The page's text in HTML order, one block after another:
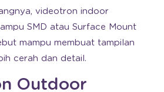
videotron indoor
SMD atau Surface Mount
mampu membuat tampilan
cerah dan detail.
Outdoor